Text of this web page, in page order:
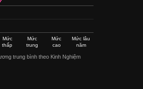
trung bình theo Kinh Nghiệm
Mức
thấp
Mức
trung
Mức
cao
Mức lâu
năm